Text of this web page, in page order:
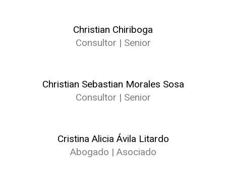
Christian Chiriboga
Consultor | Senior
Christian Sebastian Morales Sosa
Consultor | Senior
Cristina Alicia Ávila Litardo
Abogado | Asociado